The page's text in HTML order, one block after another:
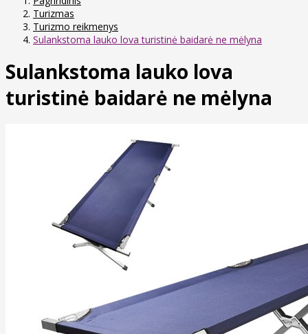
Turizmas
Turizmo reikmenys
Sulankstoma lauko lova turistinė baidarė ne mėlyna
Sulankstoma lauko lova
turistinė baidarė ne mėlyna